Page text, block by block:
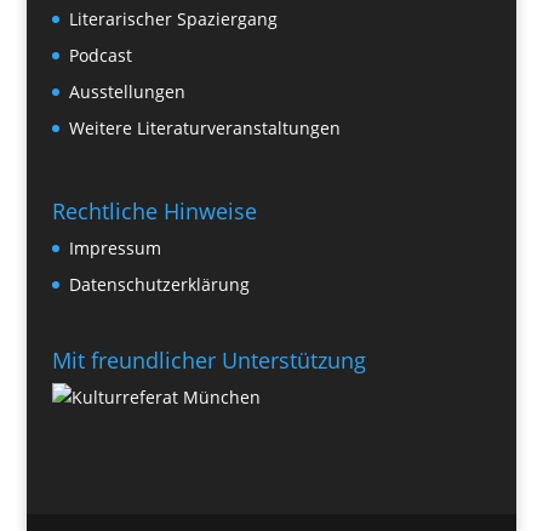
Literarischer Spaziergang
Podcast
Ausstellungen
Weitere Literaturveranstaltungen
Rechtliche Hinweise
Impressum
Datenschutzerklärung
Mit freundlicher Unterstützung